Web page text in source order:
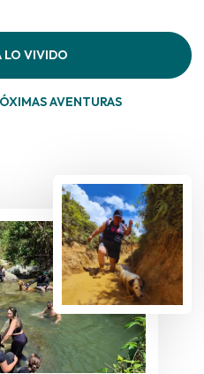
LO VIVIDO
AVENTURAS